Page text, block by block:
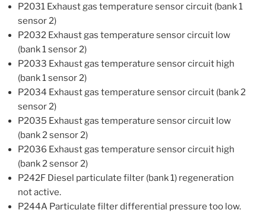
P2031 Exhaust gas temperature sensor circuit (bank 1
sensor 2)
P2032 Exhaust gas temperature sensor circuit low
(bank 1 sensor 2)
P2033 Exhaust gas temperature sensor circuit high
(bank 1 sensor 2)
P2034 Exhaust gas temperature sensor circuit (bank 2
sensor 2)
P2035 Exhaust gas temperature sensor circuit low
(bank 2 sensor 2)
P2036 Exhaust gas temperature sensor circuit high
(bank 2 sensor 2)
P242F Diesel particulate filter (bank 1) regeneration
not active.
P244A Particulate filter differential pressure too low.